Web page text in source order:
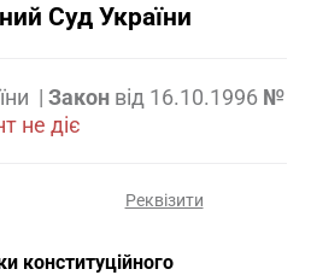
Суд України
| Закон від 16.10.1996 №
не діє
Реквізити
конституційного